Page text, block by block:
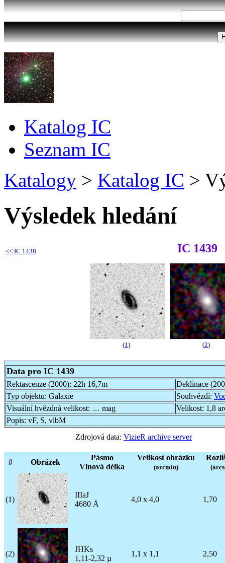
Katalog IC
Seznam IC
Katalogy > Katalog IC >
Výsledek hledání
<< IC 1438 IC 1439
(1 ) (2)
Data pro IC 1439
Rektascenze (2000): 22h 16,7m
Deklinace
Typ objektu: Galaxie Souhvězdí:
Visuální hvězdná velikost: … mag Velikost: 1,8
Popis: vF, S, vlbM
Zdrojová data: VizieR archive server
# Obrázek
Pásmo
Vlnová délka
Velikost obrázku
(arcmin)
(1)
IIIaJ
4680 Å
4,0 x 4,0 1,70
(2)
JHKs
1,11-2,32 µ
1,1 x 1,1 2,50